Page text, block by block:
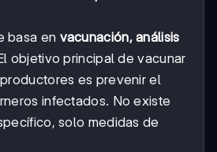
basa en vacunación, análisis
objetivo principal de vacunar
es prevenir el
infectados. No existe
solo medidas de